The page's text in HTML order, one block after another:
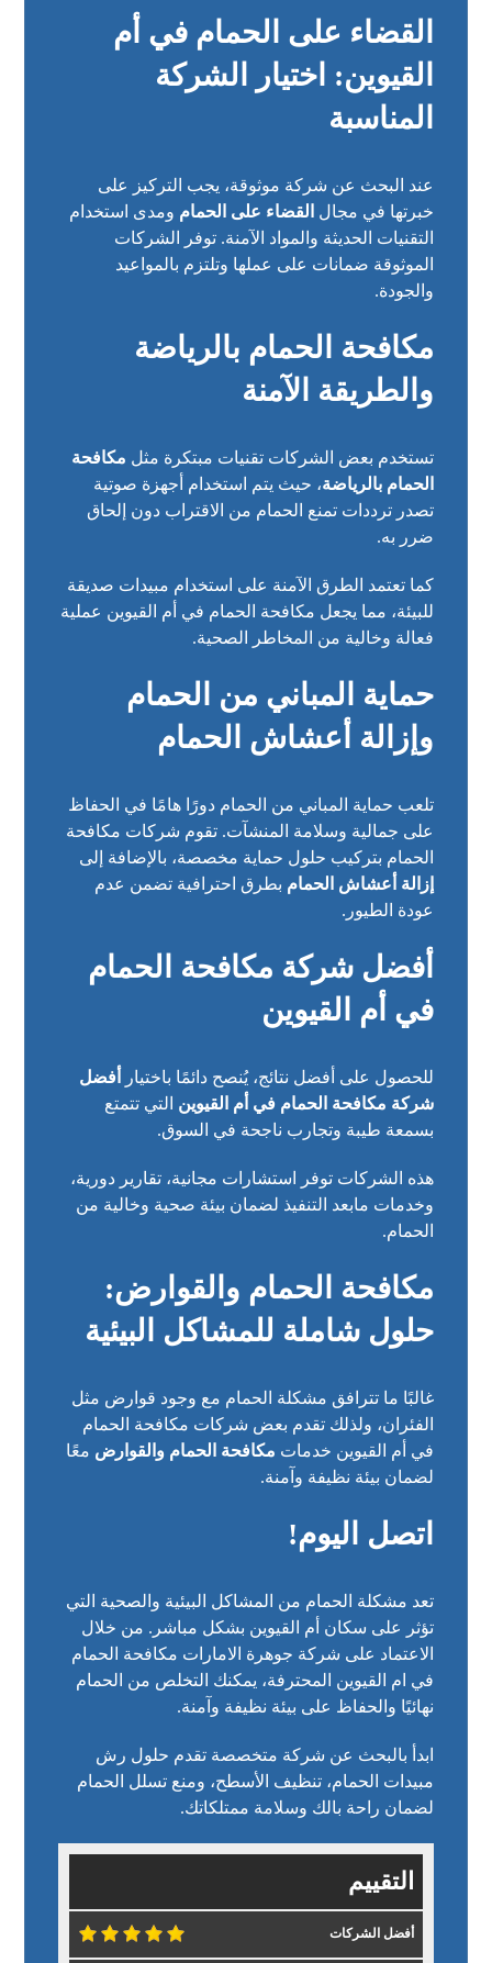
القضاء على الحمام في أم
القيوين: اختيار الشركة
المناسبة
عند البحث عن شركة موثوقة، يجب التركيز على
خبرتها في مجال القضاء على الحمام ومدى استخدام
التقنيات الحديثة والمواد الآمنة. توفر الشركات
الموثوقة ضمانات على عملها وتلتزم بالمواعيد
والجودة.
مكافحة الحمام بالرياضة
والطريقة الآمنة
تستخدم بعض الشركات تقنيات مبتكرة مثل مكافحة
الحمام بالرياضة، حيث يتم استخدام أجهزة صوتية
تصدر ترددات تمنع الحمام من الاقتراب دون إلحاق
ضرر به.
كما تعتمد الطرق الآمنة على استخدام مبيدات صديقة
للبيئة، مما يجعل مكافحة الحمام في أم القيوين عملية
فعالة وخالية من المخاطر الصحية.
حماية المباني من الحمام
وإزالة أعشاش الحمام
تلعب حماية المباني من الحمام دورًا هامًا في الحفاظ
على جمالية وسلامة المنشآت. تقوم شركات مكافحة
الحمام بتركيب حلول حماية مخصصة، بالإضافة إلى
إزالة أعشاش الحمام بطرق احترافية تضمن عدم
عودة الطيور.
أفضل شركة مكافحة الحمام
في أم القيوين
للحصول على أفضل نتائج، يُنصح دائمًا باختيار
أفضل
شركة مكافحة الحمام في أم القيوين التي تتمتع
بسمعة طيبة وتجارب ناجحة في السوق.
هذه الشركات توفر استشارات مجانية، تقارير دورية،
وخدمات مابعد التنفيذ لضمان بيئة صحية وخالية من
الحمام.
مكافحة الحمام والقوارض:
حلول شاملة للمشاكل البيئية
غالبًا ما تترافق مشكلة الحمام مع وجود قوارض مثل
الفئران، ولذلك تقدم بعض شركات مكافحة الحمام
في أم القيوين خدمات مكافحة الحمام والقوارض معًا
لضمان بيئة نظيفة وآمنة.
اتصل اليوم!
تعد مشكلة الحمام من المشاكل البيئية والصحية التي
تؤثر على سكان أم القيوين بشكل مباشر. من خلال
الاعتماد على شركة جوهرة الامارات مكافحة الحمام
في ام القيوين المحترفة، يمكنك التخلص من الحمام
نهائيًا والحفاظ على بيئة نظيفة وآمنة.
ابدأ بالبحث عن شركة متخصصة تقدم حلول رش
مبيدات الحمام، تنظيف الأسطح، ومنع تسلل الحمام
لضمان راحة بالك وسلامة ممتلكاتك.
التقييم
أفضل الشركات